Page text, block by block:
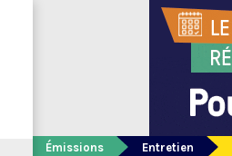
Émissions Entretien